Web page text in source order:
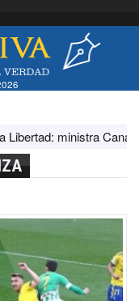
ministra Canales